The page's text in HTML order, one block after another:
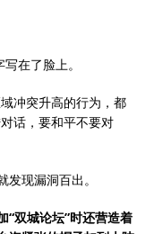
在了脸上。
冲突升高的行为，都
话，要和平不要对
现漏洞百出。
“双城论坛”时还营造着